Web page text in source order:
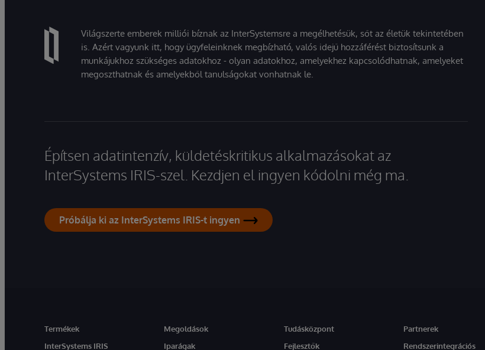
Világszerte emberek milliói bíznak az InterSystemsre a megélhetésük, sőt az életük tekintetében
is. Azért vagyunk itt, hogy ügyfeleinknek megbízható, valós idejű hozzáférést biztosítsunk a
munkájukhoz szükséges adatokhoz - olyan adatokhoz, amelyekhez kapcsolódhatnak, amelyeket
megoszthatnak és amelyekből tanulságokat vonhatnak le.
Építsen adatintenzív, küldetéskritikus alkalmazásokat az
InterSystems IRIS-szel. Kezdjen el ingyen kódolni még ma.
Próbálja ki az InterSystems IRIS-t ingyen
Termékek
InterSystems IRIS
Megoldások
Iparágak
Tudásközpont
Fejlesztők
Partnerek
Rendszerintegrációs